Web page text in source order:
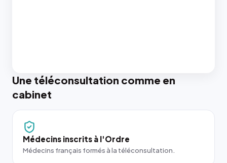
Une téléconsultation comme en
cabinet
Médecins inscrits à l'Ordre
Médecins français formés à la téléconsultation.